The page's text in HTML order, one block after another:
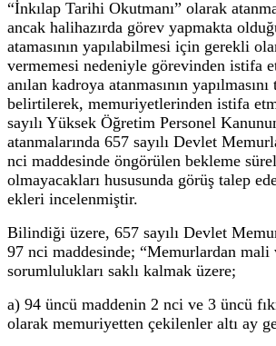
“İnkılap Tarihi Okutmanı” olarak
ancak halihazırda görev yapmakta
atamasının yapılabilmesi için gerekli
vermemesi nedeniyle görevinden istifa
anılan kadroya atanmasının
belirtilerek, memuriyetlerinden istifa
sayılı Yüksek Öğretim Personel
atanmalarında 657 sayılı Devlet
nci maddesinde öngörülen bekleme
olmayacakları hususunda görüş talep
ekleri incelenmiştir.
Bilindiği üzere, 657 sayılı Devlet
97 nci maddesinde; “Memurlardan mali
sorumlulukları saklı kalmak üzere;
a) 94 üncü maddenin 2 nci ve 3 üncü
olarak memuriyetten çekilenler altı ay